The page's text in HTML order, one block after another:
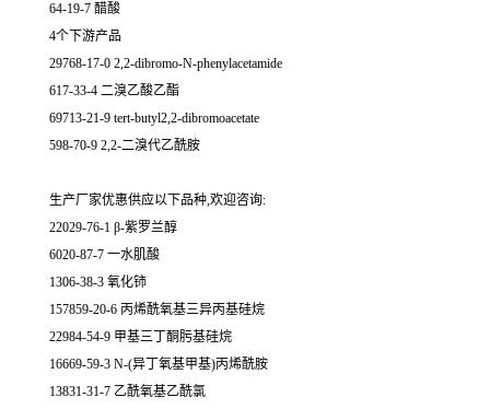
64-19-7 醋酸
4个下游产品
29768-17-0 2,2-dibromo-N-phenylacetamide
617-33-4 二溴乙酸乙酯
69713-21-9 tert-butyl2,2-dibromoacetate
598-70-9 2,2-二溴代乙酰胺
生产厂家优惠供应以下品种,欢迎咨询:
22029-76-1 β-紫罗兰醇
6020-87-7 一水肌酸
1306-38-3 氧化铈
157859-20-6 丙烯酰氧基三异丙基硅烷
22984-54-9 甲基三丁酮肟基硅烷
16669-59-3 N-(异丁氧基甲基)丙烯酰胺
13831-31-7 乙酰氧基乙酰氯